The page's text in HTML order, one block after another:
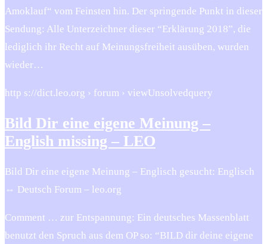
Amoklauf“ vom Feinsten hin. Der springende Punkt in dieser
Sendung: Alle Unterzeichner dieser “Erklärung 2018”, die
lediglich ihr Recht auf Meinungsfreiheit ausüben, wurden
wieder…
http s://dict.leo.org › forum › viewUnsolvedquery
Bild Dir eine eigene Meinung –
English missing – LEO
Bild Dir eine eigene Meinung – Englisch gesucht: Englisch
⇔ Deutsch Forum – leo.org
Comment … zur Entspannung: Ein deutsches Massenblatt
benutzt den Spruch aus dem OP so: “BILD dir deine eigene